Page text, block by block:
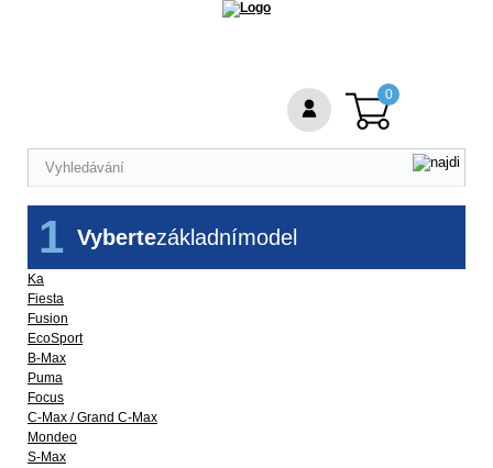
Vybertezákladnímodel
1
Ka
Fiesta
Fusion
EcoSport
B-Max
Puma
Focus
C-Max / Grand C-Max
Mondeo
S-Max
0